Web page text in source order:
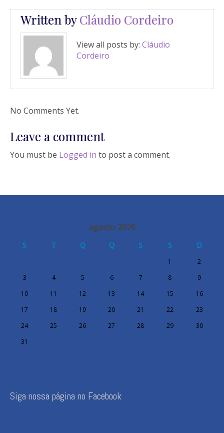
Written byCláudio Cordeiro
View all posts by: Cláudio
Cordeiro
No Comments Yet.
Leave a comment
You must be Logged in to post a comment.
agosto 2026
S T Q Q S S D
1
2
3
4 5 6 7 8
9
10
11 12 13 14 15
16
17
18 19 20 21 22
23
24
25 26 27 28 29
30
31
Siga nossa página no Facebook